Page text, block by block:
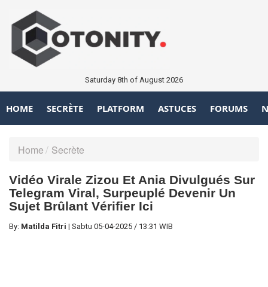
Saturday 8th of August 2026
HOME SECRÈTE PLATFORM ASTUCES FORUMS
Home Secrète
Vidéo Virale Zizou Et Ania Divulgués Sur
Telegram Viral, Surpeuplé Devenir Un
Sujet Brûlant Vérifier Ici
By: Matilda Fitri | Sabtu 05-04-2025 / 13:31 WIB